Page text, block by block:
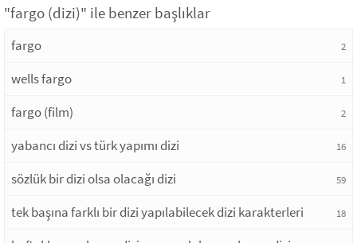
"fargo (dizi)" ile benzer başlıklar
fargo 2
wells fargo 1
fargo (film) 2
yabancı dizi vs türk yapımı dizi 16
sözlük bir dizi olsa olacağı dizi 59
tek başına farklı bir dizi yapılabilecek dizi karakterleri 18